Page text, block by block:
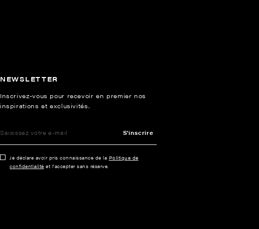
NEWSLETTER
Inscrivez-vous pour recevoir en premier nos
inspirations et exclusivités.
S'inscrire
Je déclare avoir pris connaissance de la Politique de
confidentialité et l’accepter sans réserve.